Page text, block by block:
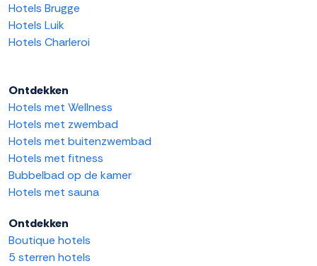
Hotels Brugge
Hotels Luik
Hotels Charleroi
Ontdekken
Hotels met Wellness
Hotels met zwembad
Hotels met buitenzwembad
Hotels met fitness
Bubbelbad op de kamer
Hotels met sauna
Ontdekken
Boutique hotels
5 sterren hotels